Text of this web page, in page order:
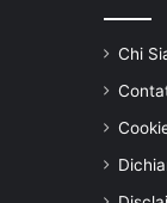
Chi